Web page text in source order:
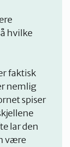
hvilke
faktisk
nemlig
spiser
lar den
være